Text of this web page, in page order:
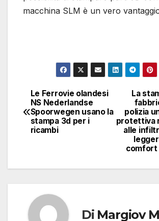
macchina SLM è un vero
Navigazione
articoli
La
polizia
protettiva
alle
comfort
Le Ferrovie olandesi
NS Nederlandse
Spoorwegen usano la
stampa 3d per i
ricambi
Di Margiov